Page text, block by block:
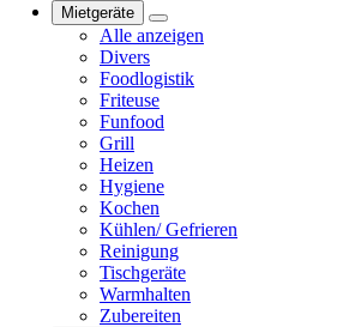
Mietgeräte
Alle anzeigen
Divers
Foodlogistik
Friteuse
Funfood
Grill
Heizen
Hygiene
Kochen
Kühlen/ Gefrieren
Reinigung
Tischgeräte
Warmhalten
Zubereiten